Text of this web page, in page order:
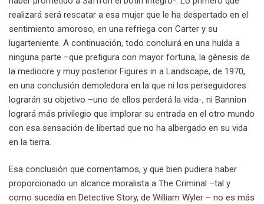
realizará será rescatar a esa mujer que le ha despertado en el
sentimiento amoroso, en una refriega con Carter y su
lugarteniente. A continuación, todo concluirá en una huída a
ninguna parte –que prefigura con mayor fortuna, la génesis de
la mediocre y muy posterior Figures in a Landscape, de 1970,
en una conclusión demoledora en la que ni los perseguidores
lograrán su objetivo –uno de ellos perderá la vida-, ni Bannion
logrará más privilegio que implorar su entrada en el otro mundo
con esa sensación de libertad que no ha albergado en su vida
en la tierra.
Esa conclusión que comentamos, y que bien pudiera haber
proporcionado un alcance moralista a The Criminal –tal y
como sucedía en Detective Story, de William Wyler – no es más